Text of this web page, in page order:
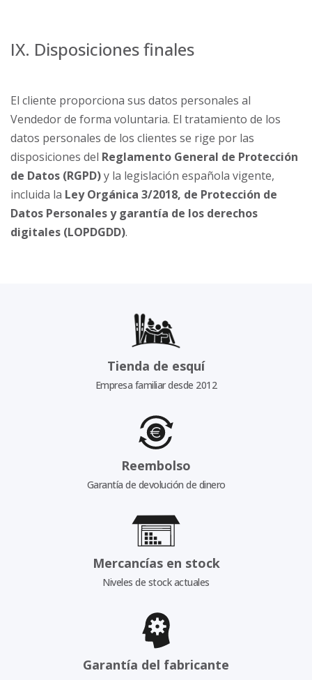
IX. Disposiciones finales
El cliente proporciona sus datos personales al
Vendedor de forma voluntaria. El tratamiento de los
datos personales de los clientes se rige por las
disposiciones del Reglamento General de Protección
de Datos (RGPD)y la legislación española vigente,
incluida la Ley Orgánica 3/2018, de Protección de
Datos Personales y garantía de los derechos
digitales (LOPDGDD).
Tienda de esquí
Empresa familiar desde 2012
Reembolso
Garantía de devolución de dinero
Mercancías en stock
Niveles de stock actuales
Garantía del fabricante